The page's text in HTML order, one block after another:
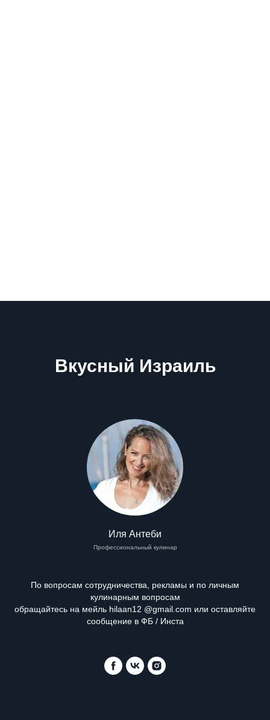
Вкусный Израиль
Иля Антеби
Профессиональный кулинар
По вопросам сотрудничества, рекламы и по личным
кулинарным вопросам
обращайтесь на мейль hilaan12 @gmail.com или оставляйте
сообщение в ФБ / Инста